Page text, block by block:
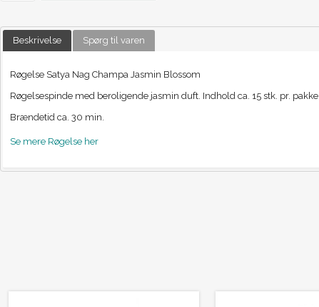
Beskrivelse Spørg til varen
Røgelse Satya Nag Champa Jasmin Blossom
Røgelsespinde med beroligende jasmin duft. Indhold ca. 15 stk. pr. pakke
Brændetid ca. 30 min.
Se mere Røgelse her